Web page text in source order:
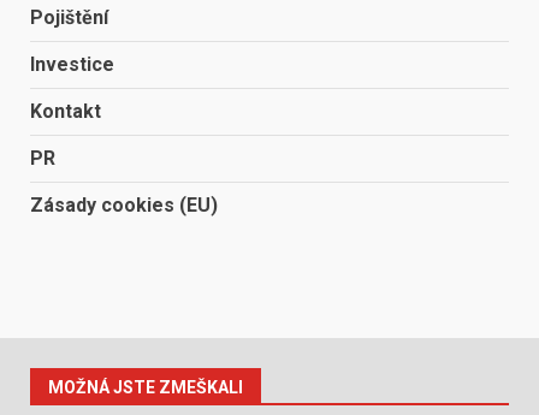
Pojištění
Investice
Kontakt
PR
Zásady cookies (EU)
MOŽNÁ JSTE ZMEŠKALI